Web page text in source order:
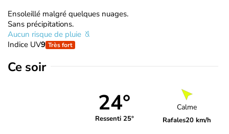
Ensoleillé malgré quelques nuages.
Sans précipitations.
Aucun risque de pluie
Indice UV9 Très fort
Ce soir
24°
Ressenti 25°
Calme
Rafales20 km/h